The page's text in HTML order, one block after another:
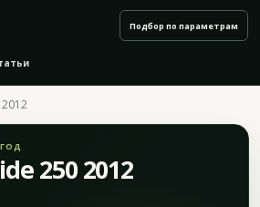
Подбор по параметрам
250 2012